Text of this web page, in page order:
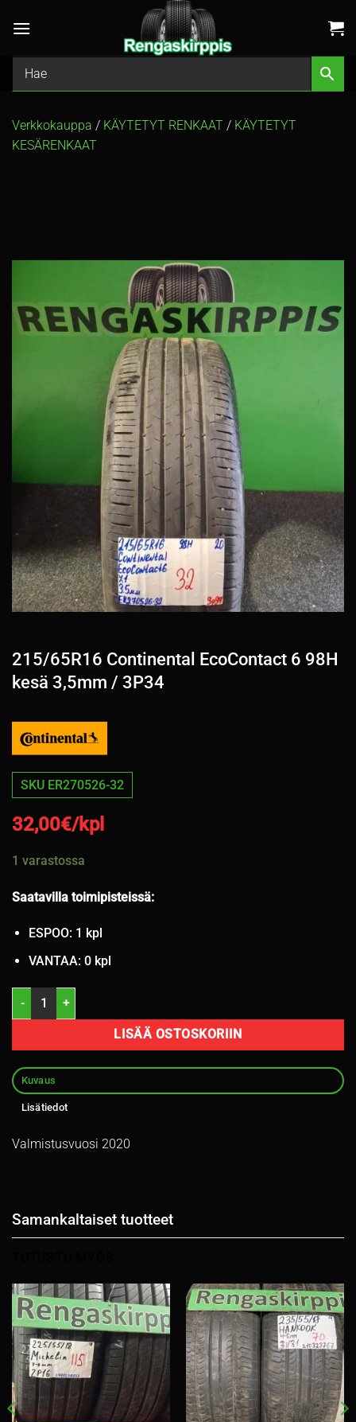
Verkkokauppa / KÄYTETYT RENKAAT / KÄYTETYT
KESÄRENKAAT
215/65R16 Continental EcoContact 6 98H
kesä 3,5mm / 3P34
SKU ER270526-32
32,00€/kpl
1 varastossa
Saatavilla toimipisteissä:
ESPOO: 1 kpl
VANTAA: 0 kpl
215/65R16 Continental EcoContact 6 98H kesä 3,5mm / 3P34 määrä
LISÄÄ OSTOSKORIIN
Kuvaus
Lisätiedot
Valmistusvuosi 2020
Samankaltaiset tuotteet